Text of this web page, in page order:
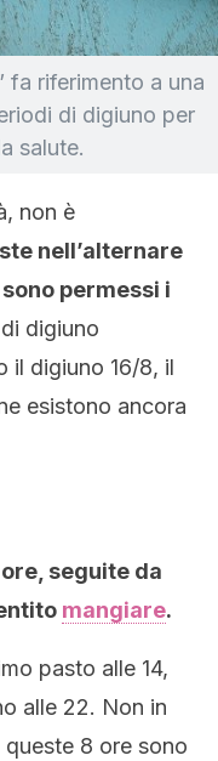
fa riferimento a una
di digiuno per
salute.
non è
nell’alternare
permessi i
digiuno
il digiuno 16/8, il
esistono ancora
seguite da
mangiare.
pasto alle 14,
alle 22. Non in
8 ore sono